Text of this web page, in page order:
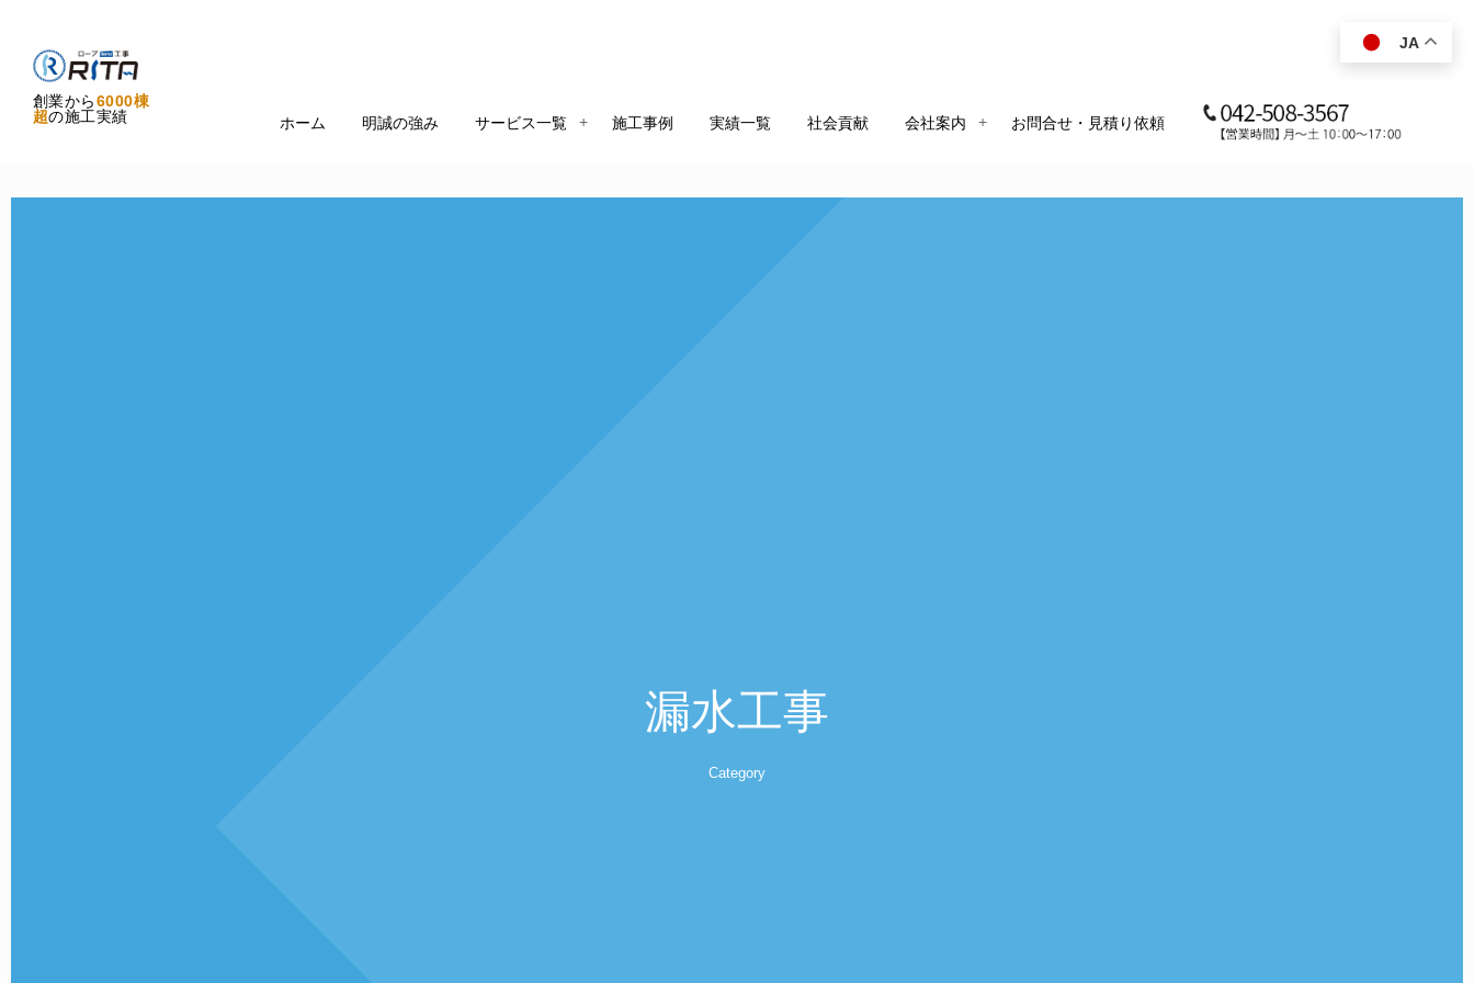
創業から6000棟
超の施工実績 ホーム 明誠の強み サービス一覧 施工事例 実績一覧 社会貢献 会社案内 お問合せ・見積り依頼
漏水工事
Category
JA